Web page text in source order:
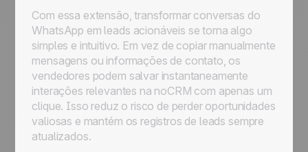
Com essa extensão, transformar conversas do
WhatsApp em leads acionáveis se torna algo
simples e intuitivo. Em vez de copiar manualmente
mensagens ou informações de contato, os
vendedores podem salvar instantaneamente
interações relevantes na noCRM com apenas um
clique. Isso reduz o risco de perder oportunidades
valiosas e mantém os registros de leads sempre
atualizados.